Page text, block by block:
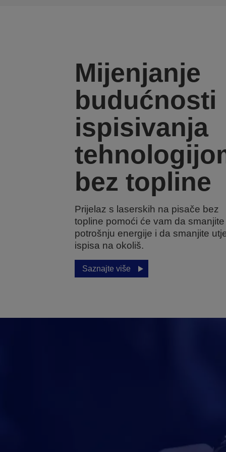
Mijenjanje
budućnosti
ispisivanja
bez topline
Prijelaz s laserskih na pisače bez
topline pomoći će vam da smanjite
potrošnju energije i da smanjite
ispisa na okoliš.
Saznajte više